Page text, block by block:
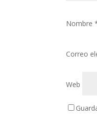
Nombre
Correo
Web